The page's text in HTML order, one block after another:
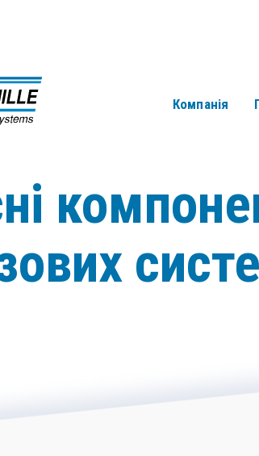
Компанія